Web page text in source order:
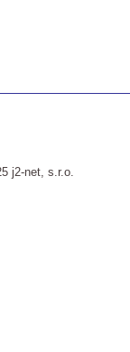
j2-net, s.r.o.